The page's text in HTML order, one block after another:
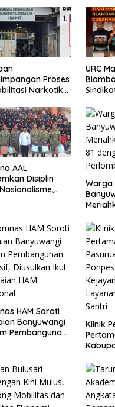
Proses
Narkotika
Rp25 Juta
Masuk
Pribadi
URC
8 TKP
AAL
Disiplin
Ditutup
Warga
HAM Soroti
Banyuwangi
Pembangunan
Klinik
Besuk